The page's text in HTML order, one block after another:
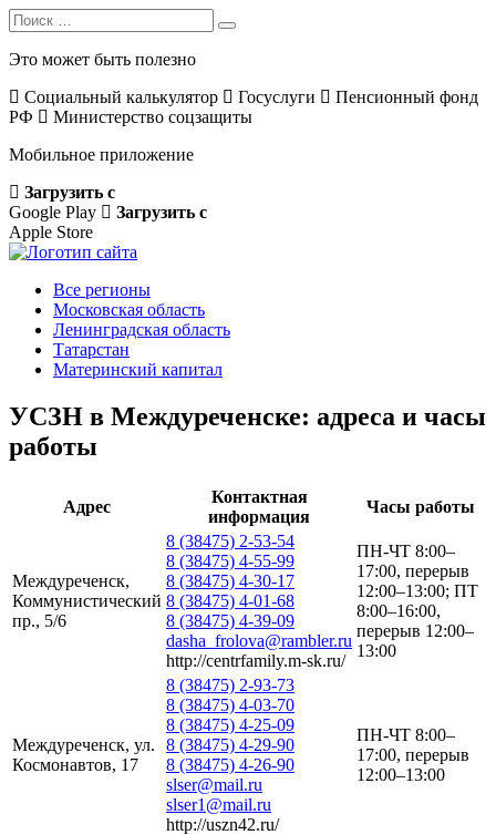
Search
for:
Search
Это может быть полезно
Социальный калькулятор
Госуслуги
Пенсионный фонд
РФ
Министерство соцзащиты
Мобильное приложение
Загрузить с
Google Play
Загрузить с
Apple Store
Все регионы
Московская область
Ленинградская область
Татарстан
Материнский капитал
УСЗН в Междуреченске: адреса и часы
работы
Адрес
Контактная
информация
Часы работы
Междуреченск,
Коммунистический
пр., 5/6
8 (38475) 2-53-54
8 (38475) 4-55-99
8 (38475) 4-30-17
8 (38475) 4-01-68
8 (38475) 4-39-09
dasha_frolova@rambler.ru
http://centrfamily.m-sk.ru/
ПН-ЧТ 8:00–
17:00, перерыв
12:00–13:00; ПТ
8:00–16:00,
перерыв 12:00–
13:00
Междуреченск, ул.
Космонавтов, 17
8 (38475) 2-93-73
8 (38475) 4-03-70
8 (38475) 4-25-09
8 (38475) 4-29-90
8 (38475) 4-26-90
slser@mail.ru
slser1@mail.ru
http://uszn42.ru/
ПН-ЧТ 8:00–
17:00, перерыв
12:00–13:00